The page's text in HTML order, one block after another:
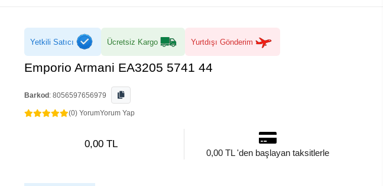
Yetkili Satıcı Ücretsiz Kargo Yurtdışı Gönderim
Emporio Armani EA3205 5741 44
Barkod : 8056597656979
(0) YorumYorum Yap
0,00 TL
0,00 TL 'den başlayan taksitlerle